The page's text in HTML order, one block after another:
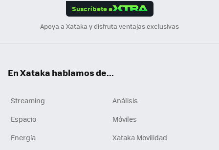
Suscríbete a
Apoya a Xataka y disfruta ventajas exclusivas
En Xataka hablamos de...
Streaming
Análisis
Espacio
Móviles
Energía
Xataka Movilidad